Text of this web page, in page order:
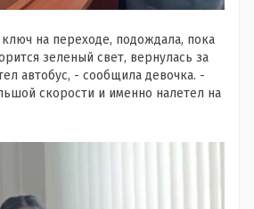
на переходе, подождала, пока
зеленый свет, вернулась за
автобус, - сообщила девочка. -
скорости и именно налетел на